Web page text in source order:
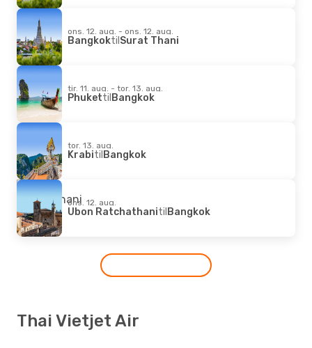
ons. 12. aug. - ons. 12. aug.
BangkoktilSurat Thani
tir. 11. aug. - tor. 13. aug.
PhukettilBangkok
tor. 13. aug.
KrabitilBangkok
ons. 12. aug.
Ubon RatchathanitilBangkok
Thai Vietjet Air